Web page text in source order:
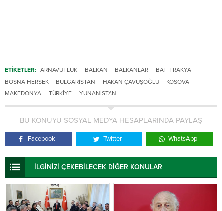
ETİKETLER: ARNAVUTLUK BALKAN BALKANLAR
BATI TRAKYA
BOSNA HERSEK
BULGARISTAN HAKAN ÇAVUŞOĞLU
KOSOVA
MAKEDONYA
TÜRKIYE YUNANISTAN
BU KONUYU SOSYAL MEDYA HESAPLARINDA PAYLAŞ
Facebook Twitter WhatsApp
İLGİNİZİ ÇEKEBİLECEK DİĞER KONULAR